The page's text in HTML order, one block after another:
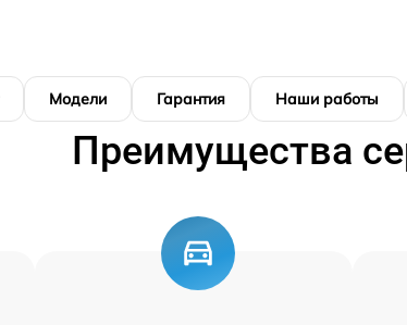
Модели Гарантия Наши работы
Преимущества